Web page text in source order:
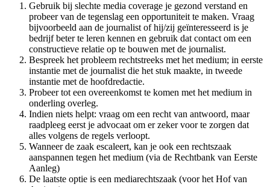
Gebruik bij slechte media coverage je gezond verstand en
probeer van de tegenslag een opportuniteit te maken. Vraag
bijvoorbeeld aan de journalist of hij/zij geïnteresseerd is je
bedrijf beter te leren kennen en gebruik dat contact om een
constructieve relatie op te bouwen met de journalist.
Bespreek het probleem rechtstreeks met het medium; in eerste
instantie met de journalist die het stuk maakte, in tweede
instantie met de hoofdredactie.
Probeer tot een overeenkomst te komen met het medium in
onderling overleg.
Indien niets helpt: vraag om een recht van antwoord, maar
raadpleeg eerst je advocaat om er zeker voor te zorgen dat
alles volgens de regels verloopt.
Wanneer de zaak escaleert, kan je ook een rechtszaak
aanspannen tegen het medium (via de Rechtbank van Eerste
Aanleg)
De laatste optie is een mediarechtszaak (voor het Hof van